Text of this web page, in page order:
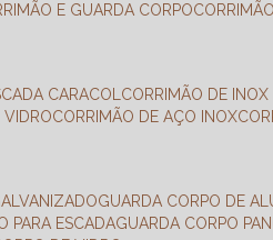
E GUARDA CORPO
CARACOL
CORRIMÃO DE
VIDRO CORRIMÃO DE AÇO INOX
GUARDA CORPO DE
PARA ESCADA
GUARDA CORPO